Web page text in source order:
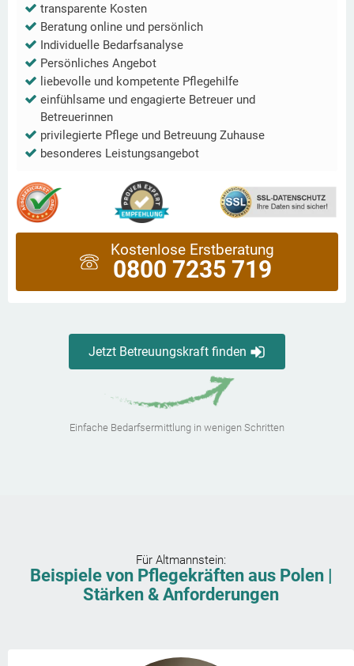
transparente Kosten
Beratung online und persönlich
Individuelle Bedarfsanalyse
Persönliches Angebot
liebevolle und kompetente Pflegehilfe
einfühlsame und engagierte Betreuer und
Betreuerinnen
privilegierte Pflege und Betreuung Zuhause
besonderes Leistungsangebot
Kostenlose Erstberatung
0800 7235 719
Jetzt Betreuungskraft finden
Einfache Bedarfsermittlung in wenigen Schritten
Für Altmannstein:
Beispiele von Pflegekräften aus Polen |
Stärken & Anforderungen